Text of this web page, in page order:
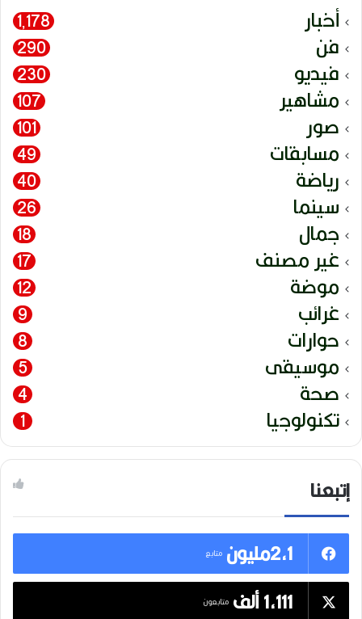
أخبار 1٬178
فن 290
فيديو 230
مشاهير 107
صور 101
مسابقات 49
رياضة 40
سينما 26
جمال 18
غير مصنف 17
موضة 12
غرائب 9
حوارات 8
موسيقى 5
صحة 4
تكنولوجيا 1
إتبعنا
2,1مليون
متابع
1,111 ألف متابعون